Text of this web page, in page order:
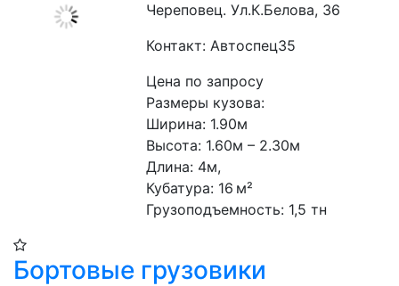
Череповец. Ул.К.Белова, 36
Контакт: Автоспец35
Цена по запросу
Размеры кузова:
Ширина: 1.90м
Высота: 1.60м – 2.30м
Длина: 4м,
Кубатура: 16 м²
Грузоподъемность: 1,5 тн
Бортовые грузовики